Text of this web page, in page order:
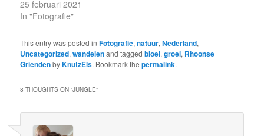
25 februari 2021
In "Fotografie"
This entry was posted inFotografie,natuur,Nederland,
Uncategorized,wandelenand taggedbloei,groei, Rhoonse
GriendenbyKnutzEls. Bookmark thepermalink.
8 THOUGHTS ON “JUNGLE”